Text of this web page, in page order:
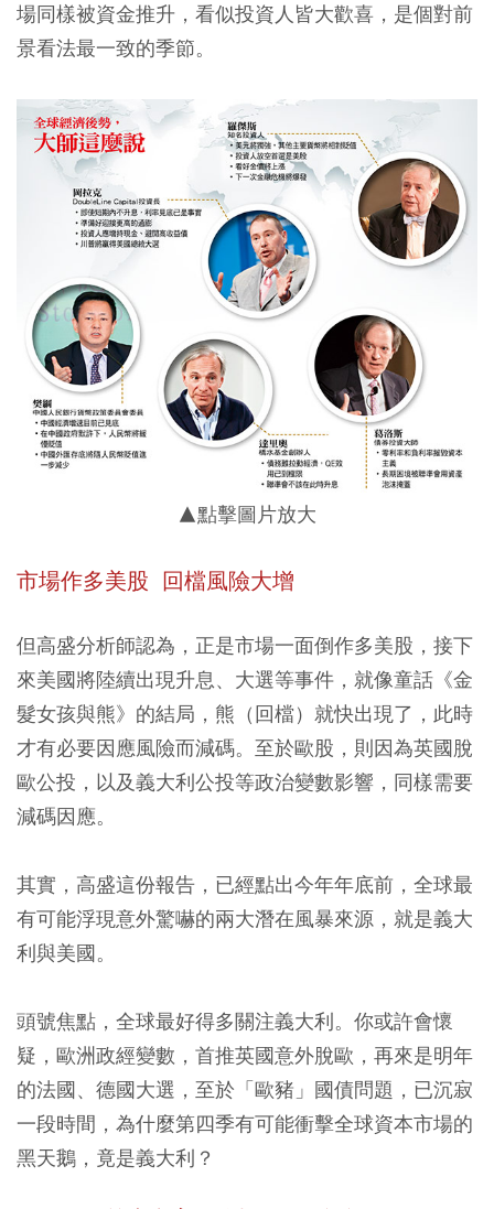
場同樣被資金推升，看似投資人皆大歡喜，是個對前
景看法最一致的季節。
▲點擊圖片放大
市場作多美股 回檔風險大增
但高盛分析師認為，正是市場一面倒作多美股，接下
來美國將陸續出現升息、大選等事件，就像童話《金
髮女孩與熊》的結局，熊（回檔）就快出現了，此時
才有必要因應風險而減碼。至於歐股，則因為英國脫
歐公投，以及義大利公投等政治變數影響，同樣需要
減碼因應。
其實，高盛這份報告，已經點出今年年底前，全球最
有可能浮現意外驚嚇的兩大潛在風暴來源，就是義大
利與美國。
頭號焦點，全球最好得多關注義大利。你或許會懷
疑，歐洲政經變數，首推英國意外脫歐，再來是明年
的法國、德國大選，至於「歐豬」國債問題，已沉寂
一段時間，為什麼第四季有可能衝擊全球資本市場的
黑天鵝，竟是義大利？